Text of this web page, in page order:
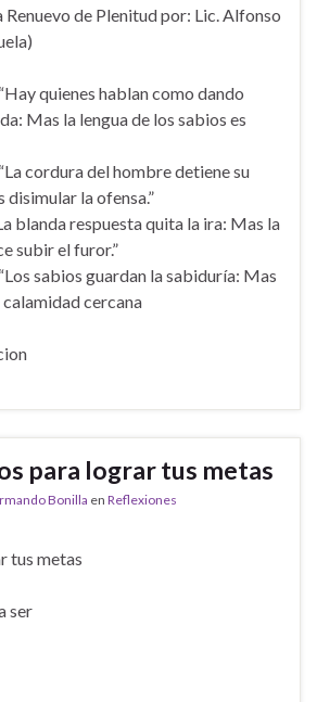
Renuevo de Plenitud por: Lic. Alfonso
quienes hablan como dando
Mas la lengua de los sabios es
cordura del hombre detiene su
disimular la ofensa.”
blanda respuesta quita la ira: Mas la
subir el furor.”
sabios guardan la sabiduría: Mas
cercana
para lograr tus metas
Bonilla en Reflexiones
tus metas
ser